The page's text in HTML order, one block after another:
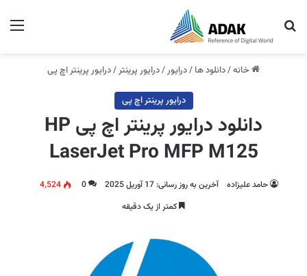
جستجو برای
خانه/دانلود ها /درایور/درایور پرینتر/درایور پرینتر اچ پی
درایور پرینتر اچ پی
دانلود درایور پرینتر اچ پی HP
LaserJet Pro MFP M125
حامد علیزاده آخرین به روز رسانی: 17 آوریل 2025 0
4,524
کمتر از یک دقیقه